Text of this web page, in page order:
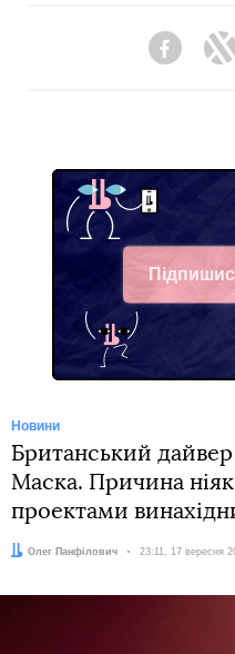
Facebook
Новини
Британський
Маска. Причина ніяк
проектами
Автор:
Олег Панфілович Дата:
23:11, 17 вересня